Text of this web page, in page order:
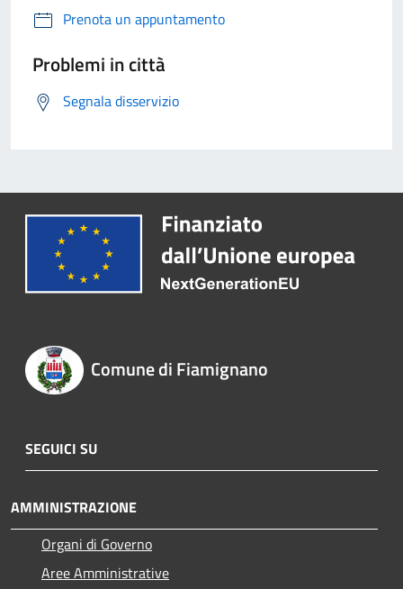
Prenota un appuntamento
Problemi in città
Segnala disservizio
Comune di Fiamignano
SEGUICI SU
AMMINISTRAZIONE
Organi di Governo
Aree Amministrative